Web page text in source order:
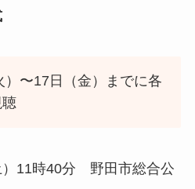
）〜17日（金）までに各
）11時40分 野田市総合公